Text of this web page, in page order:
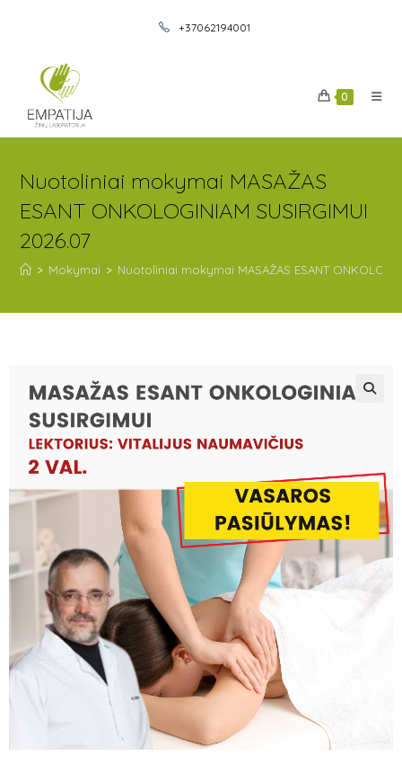
+37062194001
0
Nuotoliniai mokymai MASAŽAS
ESANT ONKOLOGINIAM SUSIRGIMUI
2026.07
> Mokymai > Nuotoliniai mokymai MASAŽAS ESANT